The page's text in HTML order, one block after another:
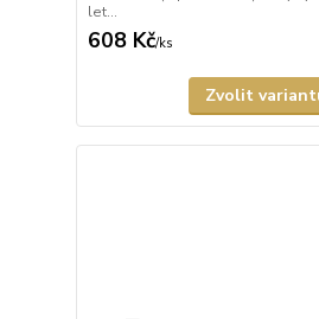
let...
608 Kč/ks
Zvolit